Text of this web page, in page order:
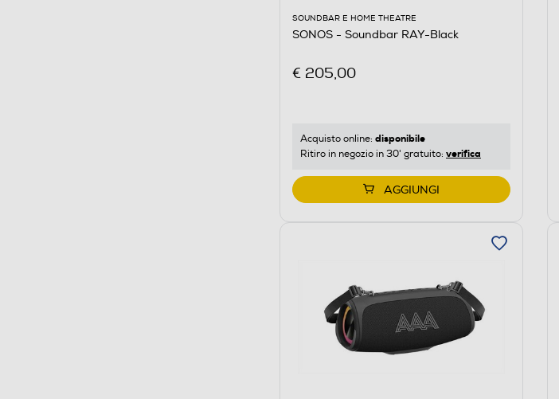
SOUNDBAR E HOME THEATRE
SONOS - Soundbar RAY-Black
€ 205,00
Acquisto online: disponibile
Ritiro in negozio in 30' gratuito: verifica
AGGIUNGI